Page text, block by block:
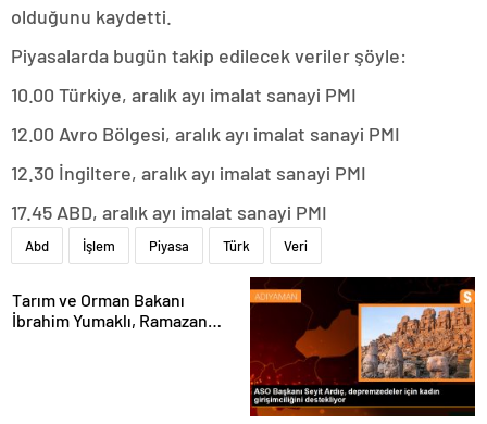
olduğunu kaydetti.
Piyasalarda bugün takip edilecek veriler şöyle:
10.00 Türkiye, aralık ayı imalat sanayi PMI
12.00 Avro Bölgesi, aralık ayı imalat sanayi PMI
12.30 İngiltere, aralık ayı imalat sanayi PMI
17.45 ABD, aralık ayı imalat sanayi PMI
Abd İşlem Piyasa Türk Veri
Tarım ve Orman Bakanı
İbrahim Yumaklı, Ramazan